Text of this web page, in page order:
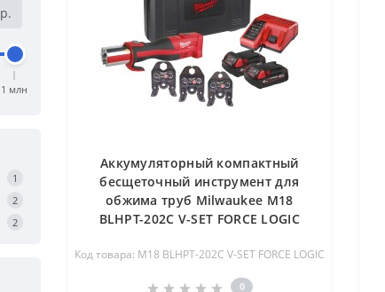
р.
1 млн
1
2
2
Аккумуляторный компактный
бесщеточный инструмент для
обжима труб Milwaukee M18
BLHPT-202C V-SET FORCE LOGIC
Код товара: M18 BLHPT-202C V-SET FORCE LOGIC
0